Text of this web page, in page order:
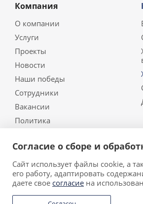
Компания
О компании
Услуги
Проекты
Новости
Наши победы
Сотрудники
Вакансии
Политика
2026 © ООО «Риал Стил» •
Обращаем ваше внимание на то,
определяемой положениями
Согласие о сборе и
Сайт использует файлы cookie, а
его работу, адаптировать
даете свое согласие на